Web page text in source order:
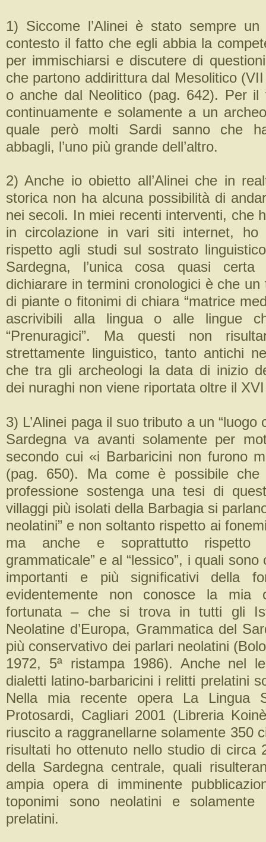
1) Siccome l’Alinei è stato sempre
contesto il fatto che egli abbia la
per immischiarsi e discutere di
che partono addirittura dal Mesolitico
o anche dal Neolitico (pag. 642). Per
continuamente e solamente a un
quale però molti Sardi sanno che
abbagli, l’uno più grande dell’altro.
2) Anche io obietto all’Alinei che in
storica non ha alcuna possibilità di
nei secoli. In miei recenti interventi, che
in circolazione in vari siti internet, ho
rispetto agli studi sul sostrato
Sardegna, l’unica cosa quasi certa
dichiarare in termini cronologici è che
di piante o fitonimi di chiara “matrice
ascrivibili alla lingua o alle lingue
“Prenuragici”. Ma questi non
strettamente linguistico, tanto antichi
che tra gli archeologi la data di inizio
dei nuraghi non viene riportata oltre il
3) L’Alinei paga il suo tributo a un “luogo
Sardegna va avanti solamente per
secondo cui «i Barbaricini non furono
(pag. 650). Ma come è possibile
professione sostenga una tesi di
villaggi più isolati della Barbagia si
neolatini” e non soltanto rispetto ai
ma anche e soprattutto rispetto
grammaticale” e al “lessico”, i quali
importanti e più significativi della
evidentemente non conosce la mia
fortunata – che si trova in tutti gli
Neolatine d’Europa, Grammatica del
più conservativo dei parlari neolatini
1972, 5ª ristampa 1986). Anche nel
dialetti latino-barbaricini i relitti prelatini
Nella mia recente opera La Lingua
Protosardi, Cagliari 2001 (Libreria
riuscito a raggranellarne solamente 350
risultati ho ottenuto nello studio di circa
della Sardegna centrale, quali
ampia opera di imminente
toponimi sono neolatini e
prelatini.